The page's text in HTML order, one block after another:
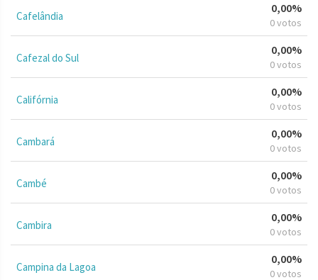
Cafelândia
0,00%
0 votos
Cafezal do Sul
0,00%
0 votos
Califórnia
0,00%
0 votos
Cambará
0,00%
0 votos
Cambé
0,00%
0 votos
Cambira
0,00%
0 votos
Campina da Lagoa
0,00%
0 votos